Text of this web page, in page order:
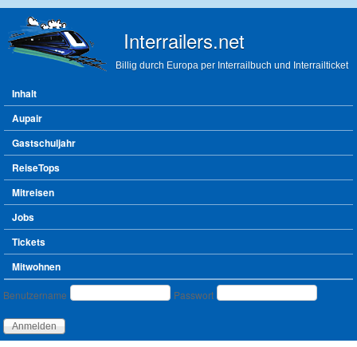
Interrailers.net
Billig durch Europa per Interrailbuch und Interrailticket
Hauptmenü
Inhalt
Aupair
Gastschuljahr
ReiseTops
Mitreisen
Jobs
Tickets
Mitwohnen
Benutzeranmeldung
Benutzername Passwort